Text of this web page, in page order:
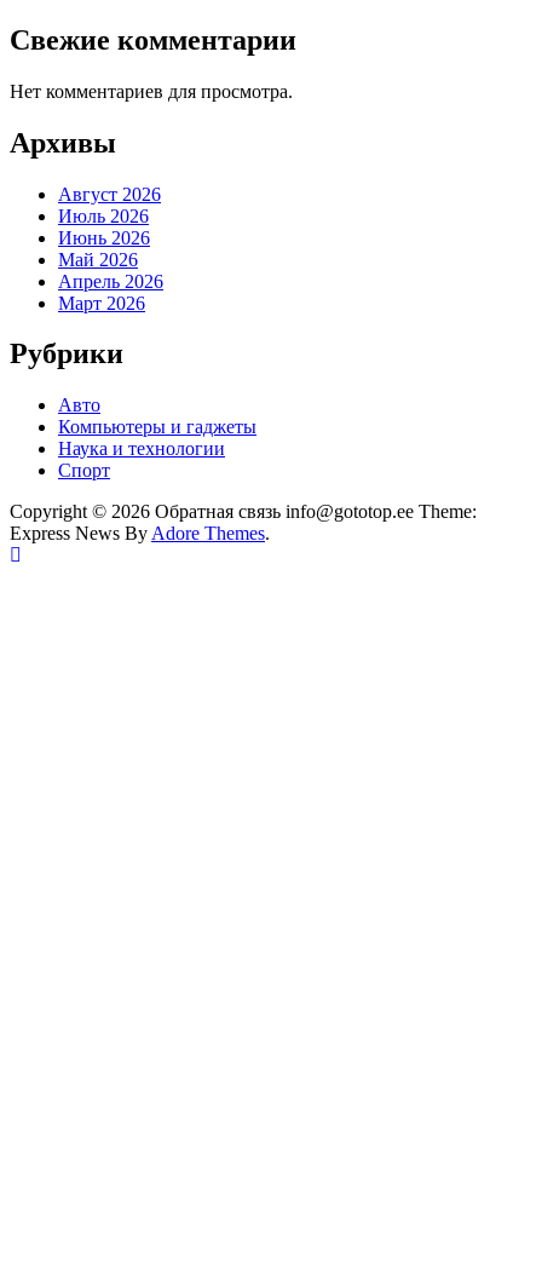
Свежие комментарии
Нет комментариев для просмотра.
Архивы
Август 2026
Июль 2026
Июнь 2026
Май 2026
Апрель 2026
Март 2026
Рубрики
Авто
Компьютеры и гаджеты
Наука и технологии
Спорт
Copyright © 2026 Обратная связь info@gototop.ee Theme:
Express News By Adore Themes.